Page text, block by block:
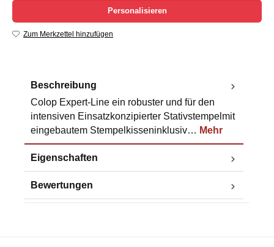
Personalisieren
Zum Merkzettel hinzufügen
Beschreibung
Colop Expert-Line ein robuster und für den
intensiven Einsatzkonzipierter Stativstempelmit
eingebautem Stempelkisseninklusiv… Mehr
Eigenschaften
Bewertungen